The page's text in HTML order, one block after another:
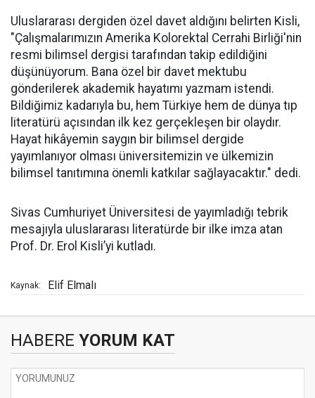
Uluslararası dergiden özel davet aldığını belirten Kisli,
"Çalışmalarımızın Amerika Kolorektal Cerrahi Birliği'nin
resmi bilimsel dergisi tarafından takip edildiğini
düşünüyorum. Bana özel bir davet mektubu
gönderilerek akademik hayatımı yazmam istendi.
Bildiğimiz kadarıyla bu, hem Türkiye hem de dünya tıp
literatürü açısından ilk kez gerçekleşen bir olaydır.
Hayat hikâyemin saygın bir bilimsel dergide
yayımlanıyor olması üniversitemizin ve ülkemizin
bilimsel tanıtımına önemli katkılar sağlayacaktır." dedi.
Sivas Cumhuriyet Üniversitesi de yayımladığı tebrik
mesajıyla uluslararası literatürde bir ilke imza atan
Prof. Dr. Erol Kisli’yi kutladı.
Kaynak: Elif Elmalı
HABERE YORUM KAT